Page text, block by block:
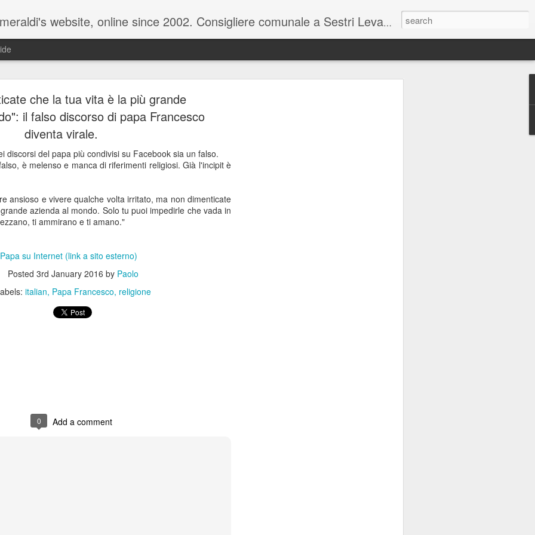
che la tua vita è la più grande
il falso discorso di papa Francesco
diventa virale.
discorsi del papa più condivisi su Facebook sia un falso.
è melenso e manca di riferimenti religiosi. Già l'incipit è
ansioso e vivere qualche volta irritato, ma non dimenticate
azienda al mondo. Solo tu puoi impedirle che vada in
ti ammirano e ti amano."
su Internet (link a sito esterno)
Posted 3rd January 2016 by Paolo
italian Papa Francesco religione
0 Add a comment
website, online since 2002. Consigliere comunale a Sestri Levante.
del 20 ottobre 2025 - Claudio Muzio ammette uso intel...